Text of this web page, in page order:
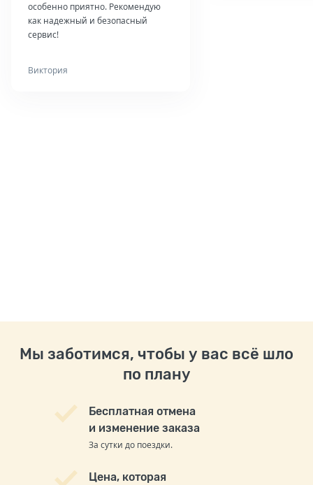
особенно приятно. Рекомендую
как надежный и безопасный
сервис!
Виктория
Мы заботимся, чтобы у вас всё шло
по плану
Бесплатная отмена
и изменение заказа
За сутки до поездки.
Цена, которая